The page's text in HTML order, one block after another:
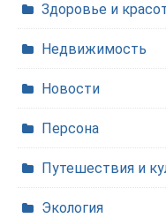
Здоровье и
Недвижимость
Новости
Персона
Путешествия и
Экология